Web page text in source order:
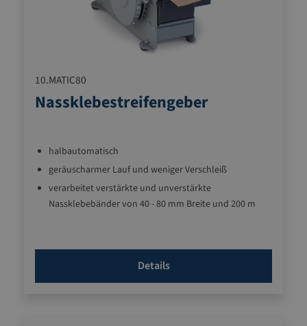
10.MATIC80
Nassklebestreifengeber
halbautomatisch
geräuscharmer Lauf und weniger Verschleiß
verarbeitet verstärkte und unverstärkte
Nassklebebänder von 40 - 80 mm Breite und 200 m
Details